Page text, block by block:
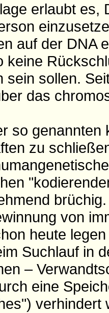
erlaubt es,
auf der DNA
keine
sein sollen.
das
so
zu
von
heute
Suchlauf in
–
eine
verhindert